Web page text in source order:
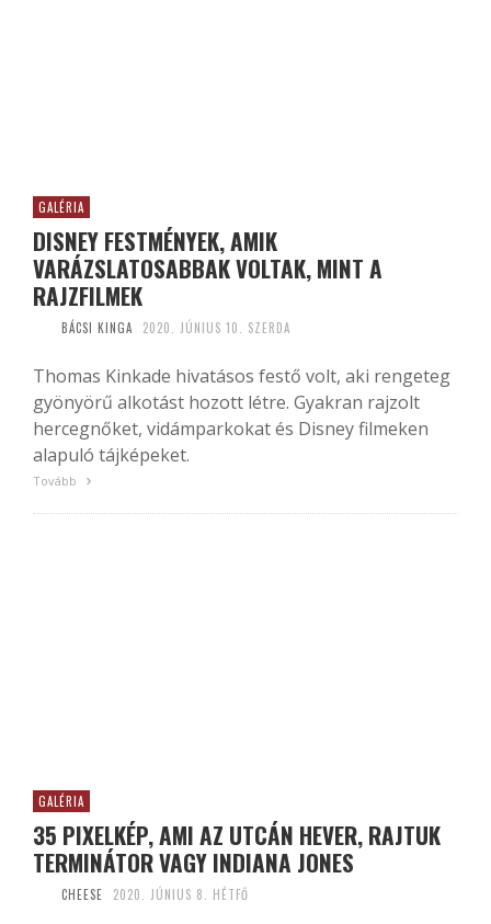
GALÉRIA
DISNEY FESTMÉNYEK, AMIK
VARÁZSLATOSABBAK VOLTAK, MINT A
RAJZFILMEK
BÁCSI KINGA 2020. JÚNIUS 10. SZERDA
Thomas Kinkade hivatásos festő volt, aki rengeteg
gyönyörű alkotást hozott létre. Gyakran rajzolt
hercegnőket, vidámparkokat és Disney filmeken
alapuló tájképeket.
Tovább
GALÉRIA
35 PIXELKÉP, AMI AZ UTCÁN HEVER, RAJTUK
TERMINÁTOR VAGY INDIANA JONES
CHEESE 2020. JÚNIUS 8. HÉTFŐ